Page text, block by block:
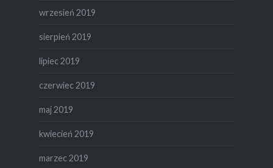
wrzesień 2019
sierpień 2019
lipiec 2019
czerwiec 2019
maj 2019
kwiecień 2019
marzec 2019